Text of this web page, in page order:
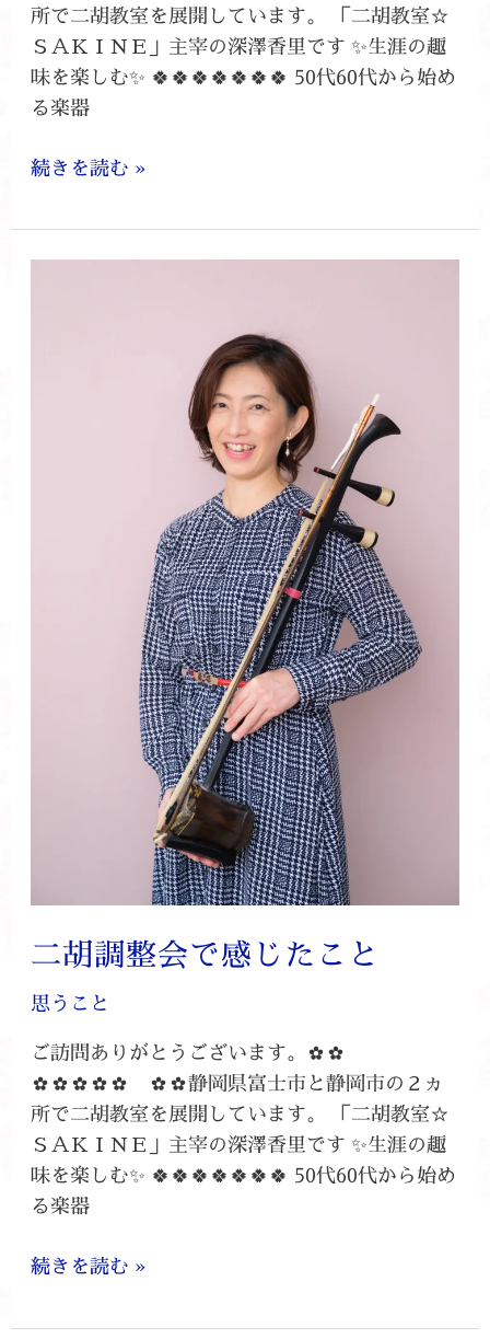
所で二胡教室を展開しています。 「二胡教室☆
ＳＡＫＩＮＥ」主宰の深澤香里です ✨生涯の趣
味を楽しむ✨ 🍀🍀🍀🍀🍀🍀🍀 50代60代から始め
る楽器
続きを読む »
二胡調整会で感じたこと
思うこと
ご訪問ありがとうございます。✿✿
✿✿✿✿✿ ✿✿静岡県富士市と静岡市の２ヵ
所で二胡教室を展開しています。 「二胡教室☆
ＳＡＫＩＮＥ」主宰の深澤香里です ✨生涯の趣
味を楽しむ✨ 🍀🍀🍀🍀🍀🍀🍀 50代60代から始め
る楽器
続きを読む »